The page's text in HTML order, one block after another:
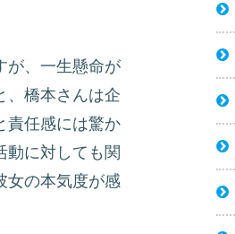
が、一生懸命が
、橋本さんは企
責任感には驚か
動に対しても関
女の本気度が感